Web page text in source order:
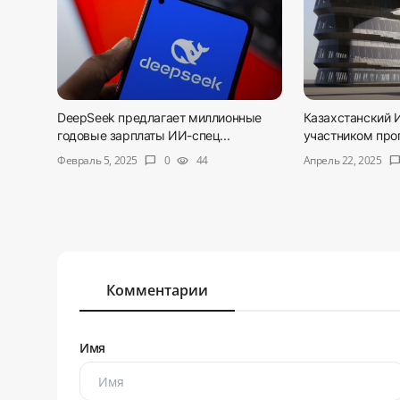
DeepSeek предлагает миллионные
годовые зарплаты ИИ-спец...
Февраль 5, 2025
chat_bubble 0 visibility 44
Казахстанский
участником
Апрель 22, 2025
Комментарии
Имя